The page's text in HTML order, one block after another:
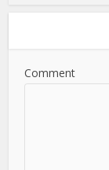
Comment